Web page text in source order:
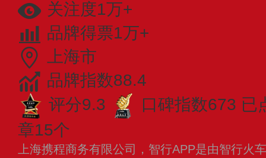
关注度1万+
品牌得票1万+
上海市
品牌指数88.4
评分9.3
口碑指数673 已
章15个
上海携程商务有限公司，智行APP是由智行火